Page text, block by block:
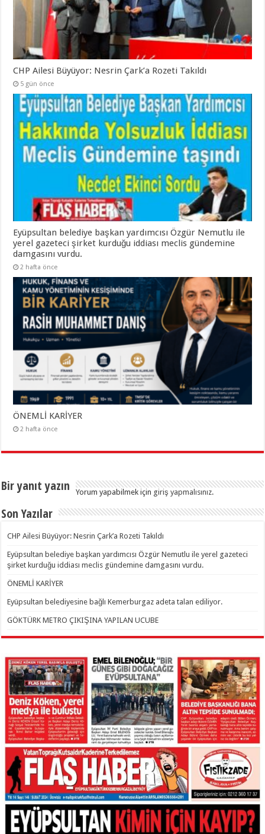
CHP Ailesi Büyüyor: Nesrin Çark’a Rozeti Takıldı
5 gün önce
Eyüpsultan belediye başkan yardımcısı Özgür Nemutlu ile
yerel gazeteci şirket kurduğu iddiası meclis gündemine
damgasını vurdu.
2 hafta önce
ÖNEMLİ KARİYER
2 hafta önce
Bir yanıt yazın Yorum yapabilmek için giriş yapmalısınız.
Son Yazılar
CHP Ailesi Büyüyor: Nesrin Çark’a Rozeti Takıldı
Eyüpsultan belediye başkan yardımcısı Özgür Nemutlu ile yerel gazeteci
şirket kurduğu iddiası meclis gündemine damgasını vurdu.
ÖNEMLİ KARİYER
Eyüpsultan belediyesine bağlı Kemerburgaz adeta talan ediliyor.
GÖKTÜRK METRO ÇIKIŞINA YAPILAN UCUBE